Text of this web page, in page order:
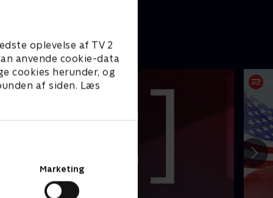
oplevelse af TV 2
anvende cookie-data
cookies herunder, og
af siden. Læs
Marketing